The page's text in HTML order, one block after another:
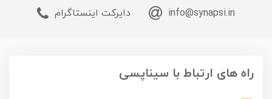
info@synapsi.in دایرکت اینستاگرام
راه های ارتباط با سیناپسی